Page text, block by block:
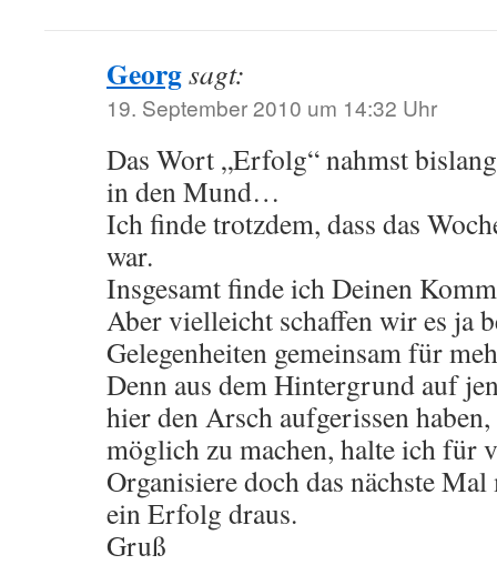
Georgsagt:
19. September 2010 um 14:32 Uhr
Das Wort „Erfolg“ nahmst
in den Mund…
Ich finde trotzdem, dass das
war.
Insgesamt finde ich Deinen
Aber vielleicht schaffen wir es ja
Gelegenheiten gemeinsam für
Denn aus dem Hintergrund auf
hier den Arsch aufgerissen
möglich zu machen, halte ich für
Organisiere doch das nächste
ein Erfolg draus.
Gruß